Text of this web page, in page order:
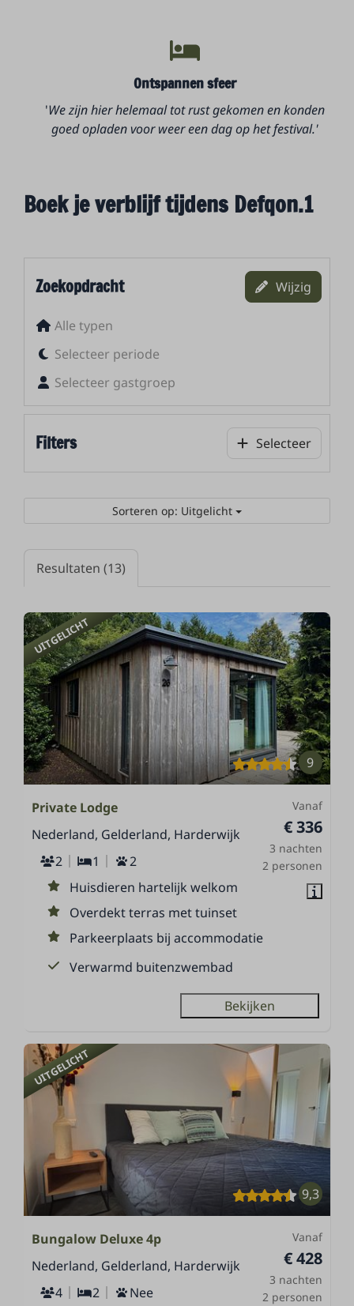
Ontspannen sfeer
'We zijn hier helemaal tot rust gekomen en konden
goed opladen voor weer een dag op het festival.'
Boek je verblijf tijdens Defqon.1
Zoekopdracht Wijzig
Alle typen
Selecteer periode
Selecteer gastgroep
Filters Selecteer
Sorteren op: Uitgelicht
Resultaten (13)
UITGELICHT
9
Vanaf
€ 336
3 nachten
2 personen
Private Lodge
Nederland, Gelderland, Harderwijk
2
1
2
Huisdieren hartelijk welkom
Overdekt terras met tuinset
Parkeerplaats bij accommodatie
Verwarmd buitenzwembad
Bekijken
UITGELICHT
9,3
Vanaf
€ 428
3 nachten
2 personen
Bungalow Deluxe 4p
Nederland, Gelderland, Harderwijk
4
2
Nee